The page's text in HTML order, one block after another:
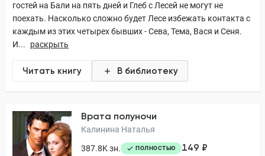
гостей на Бали на пять дней и Глеб с Лесей не могут не
поехать. Насколько сложно будет Лесе избежать контакта с
каждым из этих четырех бывших - Сева, Тема, Вася и Сеня.
И...
раскрыть
Читать книгу В библиотеку
Врата полуночи
Калинина Наталья
387.8K зн.
ПОЛНОСТЬЮ 149 ₽